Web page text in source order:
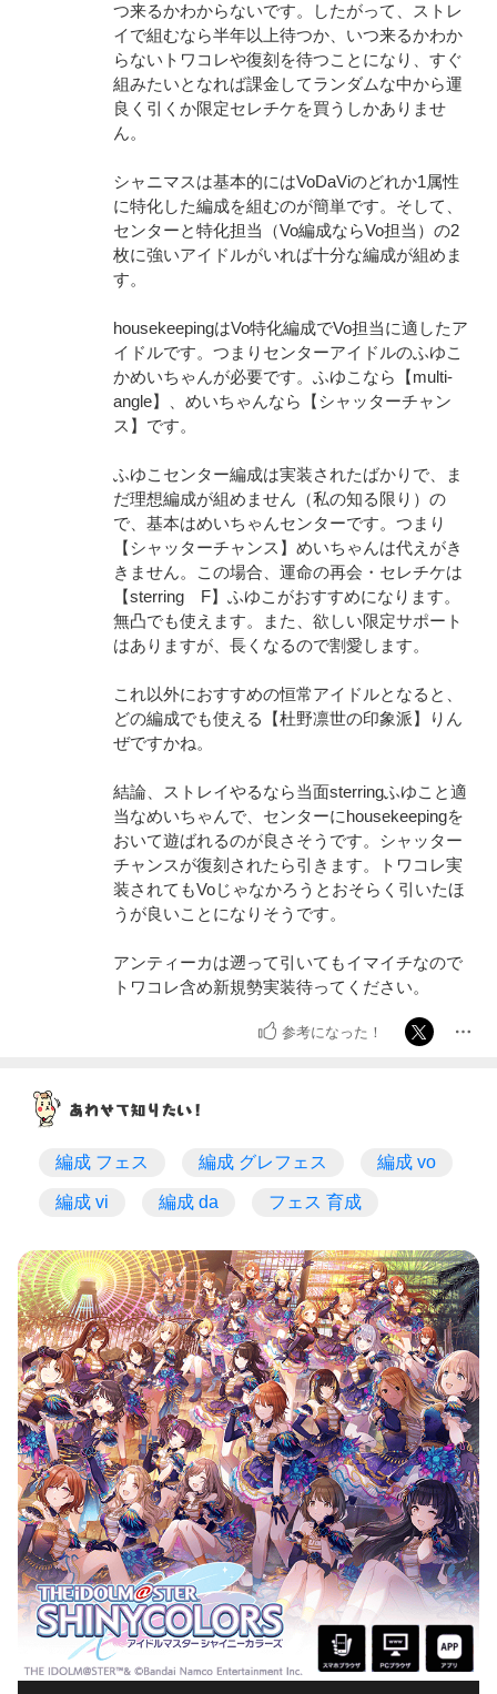
つ来るかわからないです。したがって、ストレ
イで組むなら半年以上待つか、いつ来るかわか
らないトワコレや復刻を待つことになり、すぐ
組みたいとなれば課金してランダムな中から運
良く引くか限定セレチケを買うしかありませ
ん。
シャニマスは基本的にはVoDaViのどれか1属性
に特化した編成を組むのが簡単です。そして、
センターと特化担当（Vo編成ならVo担当）の2
枚に強いアイドルがいれば十分な編成が組めま
す。
housekeepingはVo特化編成でVo担当に適したア
イドルです。つまりセンターアイドルのふゆこ
かめいちゃんが必要です。ふゆこなら【multi-
angle】、めいちゃんなら【シャッターチャン
ス】です。
ふゆこセンター編成は実装されたばかりで、ま
だ理想編成が組めません（私の知る限り）の
で、基本はめいちゃんセンターです。つまり
【シャッターチャンス】めいちゃんは代えがき
きません。この場合、運命の再会・セレチケは
【sterring F】ふゆこがおすすめになります。
無凸でも使えます。また、欲しい限定サポート
はありますが、長くなるので割愛します。
これ以外におすすめの恒常アイドルとなると、
どの編成でも使える【杜野凛世の印象派】りん
ぜですかね。
結論、ストレイやるなら当面sterringふゆこと適
当なめいちゃんで、センターにhousekeepingを
おいて遊ばれるのが良さそうです。シャッター
チャンスが復刻されたら引きます。トワコレ実
装されてもVoじゃなかろうとおそらく引いたほ
うが良いことになりそうです。
アンティーカは遡って引いてもイマイチなので
トワコレ含め新規勢実装待ってください。
参考になった！
編成 フェス 編成 グレフェス 編成 vo
編成 vi 編成 da フェス 育成